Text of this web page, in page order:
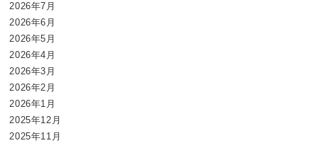
2026年7月
2026年6月
2026年5月
2026年4月
2026年3月
2026年2月
2026年1月
2025年12月
2025年11月